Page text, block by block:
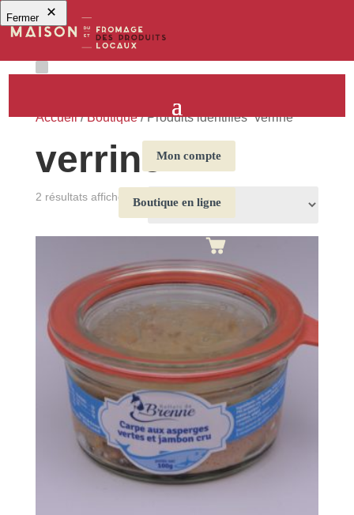
Mon compte
Boutique en ligne
Accueil/Boutique/ Produits identifiés “verrine”
verrine
2 résultats affichés
Fermer